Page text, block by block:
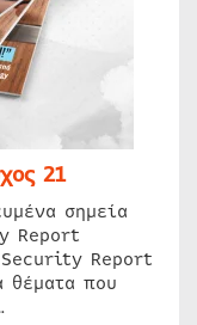
21
σημεία
Report
Security Report
θέματα που